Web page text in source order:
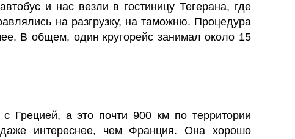
и нас везли в гостиницу Тегерана, где
на разгрузку, на таможню. Процедура
В общем, один кругорейс занимал около 15
Грецией, а это почти 900 км по территории
интереснее, чем Франция. Она хорошо